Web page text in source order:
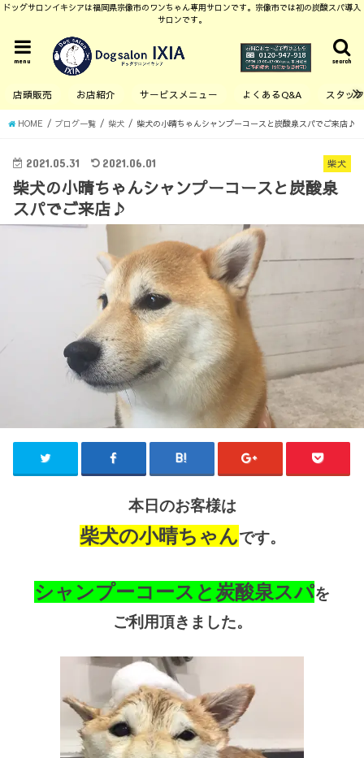
ドッグサロンイキシアは福岡県宗像市のワンちゃん専用サロンです。宗像市では初の炭酸スパ導入
サロンです。
search
menu
店頭販売 お店紹介 サービスメニュー よくあるQ&A スタッ
HOME ブログ一覧 柴犬 柴犬の小晴ちゃんシャンプーコースと炭酸泉スパでご来店♪
柴犬
2021.05.31 2021.06.01
柴犬の小晴ちゃんシャンプーコースと炭酸泉
スパでご来店♪
本日のお客様は
柴犬の小晴ちゃんです。
シャンプーコースと炭酸泉スパを
ご利用頂きました。